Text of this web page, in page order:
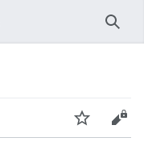
検索